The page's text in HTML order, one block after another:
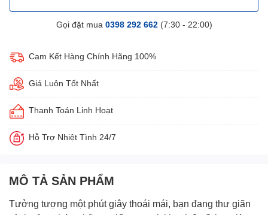
Gọi đặt mua 0398 292 662(7:30 - 22:00)
Cam Kết Hàng Chính Hãng 100%
Giá Luôn Tốt Nhất
Thanh Toán Linh Hoạt
Hỗ Trợ Nhiệt Tình 24/7
MÔ TẢ SẢN PHẨM
Tưởng tượng một phút giây thoái mái, bạn đang thư giãn